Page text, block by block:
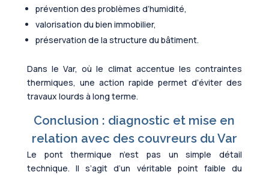
prévention des problèmes d’humidité,
valorisation du bien immobilier,
préservation de la structure du bâtiment.
Dans le Var, où le climat accentue les contraintes
thermiques, une action rapide permet d’éviter des
travaux lourds à long terme.
Conclusion : diagnostic et mise en
relation avec des couvreurs du Var
Le pont thermique n’est pas un simple détail
technique. Il s’agit d’un véritable point faible du